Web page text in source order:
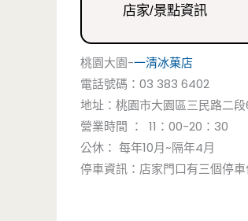
店家/景點資訊
桃園大園-一清冰菓店
電話號碼：03 383 6402
地址：桃園市大園區三民路二
營業時間 ： 11：00-20：30
公休： 每年10月~隔年4月
停車資訊：店家門口有三個停車